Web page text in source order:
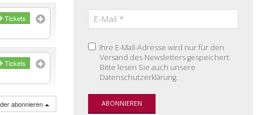
Tickets
Tickets
abonnieren
Ihre E-Mail-Adresse wird nur für den
Versand des Newsletters gespeichert.
Bitte lesen Sie auch unsere
Datenschutzerklärung.